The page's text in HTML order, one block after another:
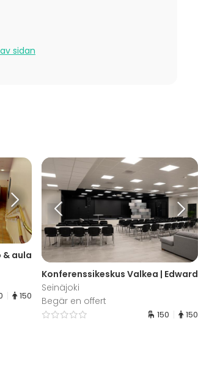
sidan
& aula
150
Konferenssikeskus Valkea | Edward
Seinäjoki
Begär en offert
150 150